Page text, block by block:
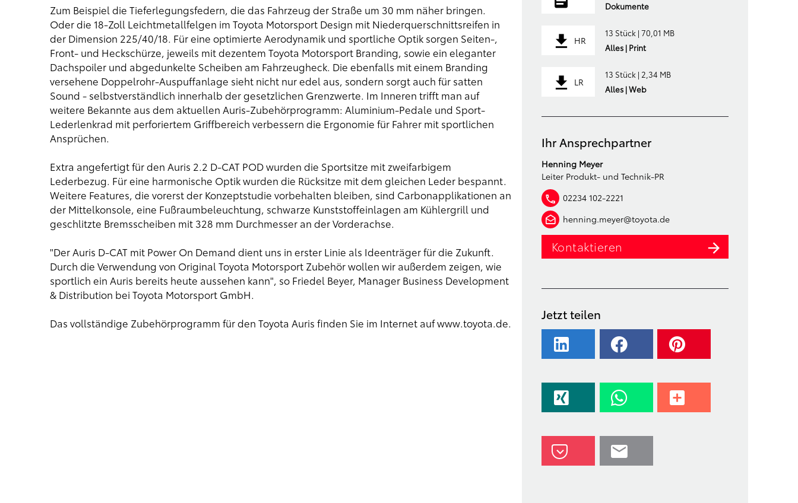
Zum Beispiel die Tieferlegungsfedern, die das Fahrzeug der Straße um 30 mm näher bringen.
Oder die 18-Zoll Leichtmetallfelgen im Toyota Motorsport Design mit Niederquerschnittsreifen in
der Dimension 225/40/18. Für eine optimierte Aerodynamik und sportliche Optik sorgen Seiten-,
Front- und Heckschürze, jeweils mit dezentem Toyota Motorsport Branding, sowie ein eleganter
Dachspoiler und abgedunkelte Scheiben am Fahrzeugheck. Die ebenfalls mit einem Branding
versehene Doppelrohr-Auspuffanlage sieht nicht nur edel aus, sondern sorgt auch für satten
Sound - selbstverständlich innerhalb der gesetzlichen Grenzwerte. Im Inneren trifft man auf
weitere Bekannte aus dem aktuellen Auris-Zubehörprogramm: Aluminium-Pedale und Sport-
Lederlenkrad mit perforiertem Griffbereich verbessern die Ergonomie für Fahrer mit sportlichen
Ansprüchen.
Extra angefertigt für den Auris 2.2 D-CAT POD wurden die Sportsitze mit zweifarbigem
Lederbezug. Für eine harmonische Optik wurden die Rücksitze mit dem gleichen Leder bespannt.
Weitere Features, die vorerst der Konzeptstudie vorbehalten bleiben, sind Carbonapplikationen an
der Mittelkonsole, eine Fußraumbeleuchtung, schwarze Kunststoffeinlagen am Kühlergrill und
geschlitzte Bremsscheiben mit 328 mm Durchmesser an der Vorderachse.
"Der Auris D-CAT mit Power On Demand dient uns in erster Linie als Ideenträger für die Zukunft.
Durch die Verwendung von Original Toyota Motorsport Zubehör wollen wir außerdem zeigen, wie
sportlich ein Auris bereits heute aussehen kann", so Friedel Beyer, Manager Business Development
& Distribution bei Toyota Motorsport GmbH.
Das vollständige Zubehörprogramm für den Toyota Auris finden Sie im Internet auf www.toyota.de.
Dokumente
HR
13 Stück | 70,01 MB
Alles | Print
LR
13 Stück | 2,34 MB
Alles | Web
Ihr Ansprechpartner
Henning Meyer
Leiter Produkt- und Technik-PR
02234 102-2221
henning.meyer@toyota.de
Kontaktieren
Jetzt teilen